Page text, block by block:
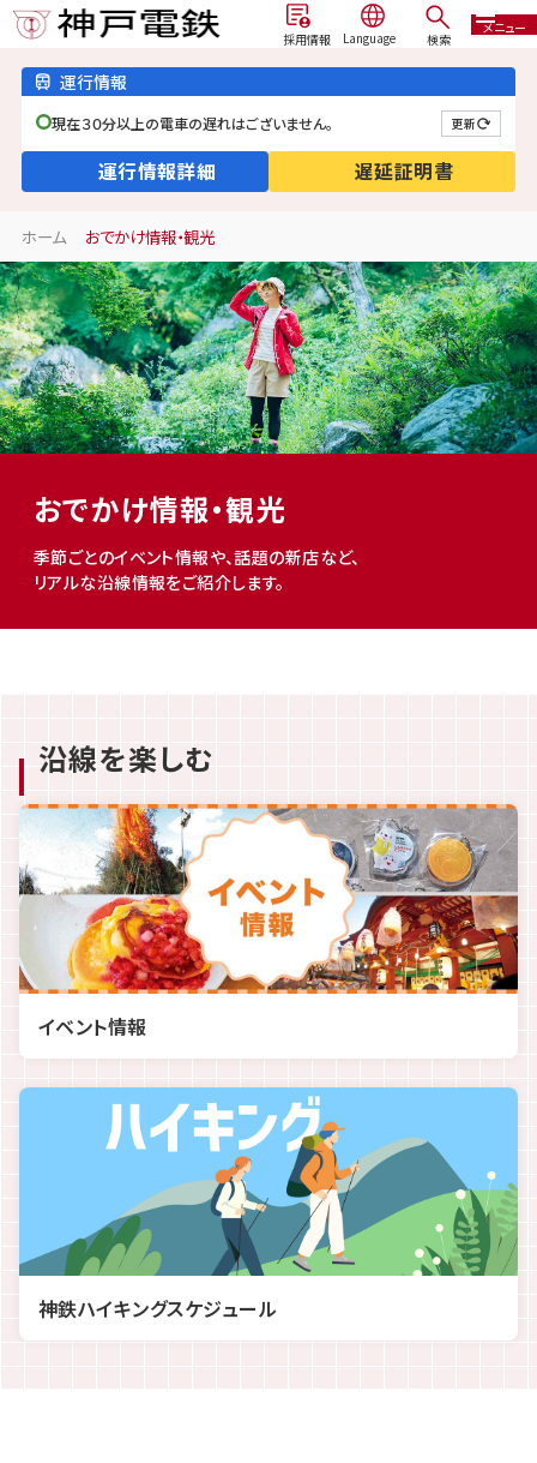
採用情報 検索
メニュー
運行情報
現在３０分以上の電車の遅れはございません。 更新
運行情報詳細 遅延証明書
ホーム おでかけ情報・観光
おでかけ情報・観光
季節ごとのイベント情報や、話題の新店など、
リアルな沿線情報をご紹介します。
沿線を楽しむ
イベント情報
神鉄ハイキングスケジュール